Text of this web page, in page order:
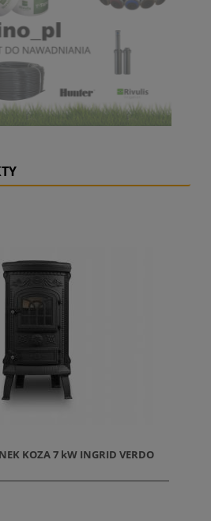
KOZA 7 kW INGRID VERDO